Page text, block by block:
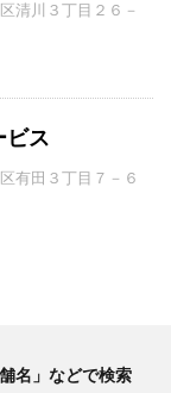
清川３丁目２６－
ビス
有田３丁目７－６
名」などで検索